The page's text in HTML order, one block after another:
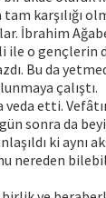
karşılığı
İbrahim
ile o
Bu da
çalıştı.
etti.
sonra da
ki aynı
nereden